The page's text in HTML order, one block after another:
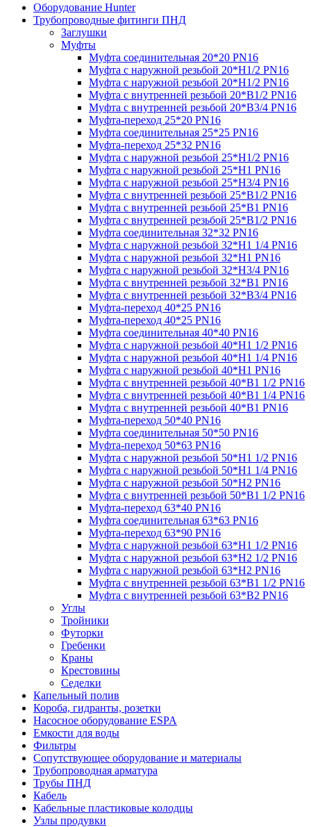
Оборудование Hunter
Трубопроводные фитинги ПНД
Заглушки
Муфты
Муфта соединительная 20*20 PN16
Муфта с наружной резьбой 20*Н1/2 PN16
Муфта с наружной резьбой 20*Н1/2 PN16
Муфта с внутренней резьбой 20*В1/2 PN16
Муфта с внутренней резьбой 20*В3/4 PN16
Муфта-переход 25*20 PN16
Муфта соединительная 25*25 PN16
Муфта-переход 25*32 PN16
Муфта с наружной резьбой 25*Н1/2 PN16
Муфта с наружной резьбой 25*Н1 PN16
Муфта с наружной резьбой 25*Н3/4 PN16
Муфта с внутренней резьбой 25*В1/2 PN16
Муфта с внутренней резьбой 25*В1 PN16
Муфта с внутренней резьбой 25*В1/2 PN16
Муфта соединительная 32*32 PN16
Муфта с наружной резьбой 32*Н1 1/4 PN16
Муфта с наружной резьбой 32*Н1 PN16
Муфта с наружной резьбой 32*Н3/4 PN16
Муфта с внутренней резьбой 32*В1 PN16
Муфта с внутренней резьбой 32*В3/4 PN16
Муфта-переход 40*25 PN16
Муфта-переход 40*25 PN16
Муфта соединительная 40*40 PN16
Муфта с наружной резьбой 40*Н1 1/2 PN16
Муфта с наружной резьбой 40*Н1 1/4 PN16
Муфта с наружной резьбой 40*Н1 PN16
Муфта с внутренней резьбой 40*В1 1/2 PN16
Муфта с внутренней резьбой 40*В1 1/4 PN16
Муфта с внутренней резьбой 40*В1 PN16
Муфта-переход 50*40 PN16
Муфта соединительная 50*50 PN16
Муфта-переход 50*63 PN16
Муфта с наружной резьбой 50*Н1 1/2 PN16
Муфта с наружной резьбой 50*Н1 1/4 PN16
Муфта с наружной резьбой 50*Н2 PN16
Муфта с внутренней резьбой 50*В1 1/2 PN16
Муфта-переход 63*40 PN16
Муфта соединительная 63*63 PN16
Муфта-переход 63*90 PN16
Муфта с наружной резьбой 63*Н1 1/2 PN16
Муфта с наружной резьбой 63*Н2 1/2 PN16
Муфта с наружной резьбой 63*Н2 PN16
Муфта с внутренней резьбой 63*В1 1/2 PN16
Муфта с внутренней резьбой 63*В2 PN16
Углы
Тройники
Футорки
Гребенки
Краны
Крестовины
Седелки
Капельный полив
Короба, гидранты, розетки
Насосное оборудование ESPA
Емкости для воды
Фильтры
Сопутствующее оборудование и материалы
Трубопроводная арматура
Трубы ПНД
Кабель
Кабельные пластиковые колодцы
Узлы продувки